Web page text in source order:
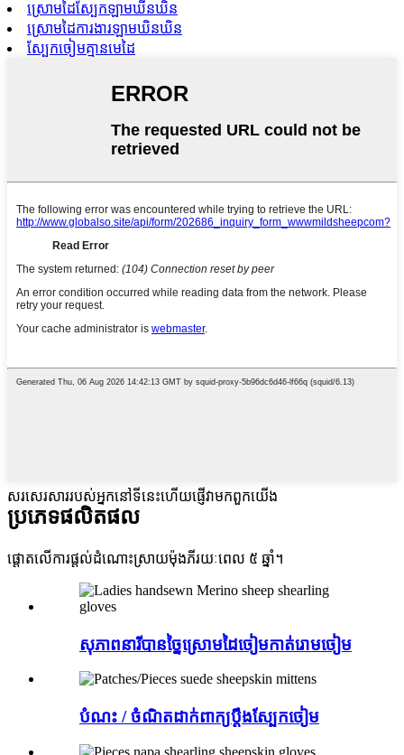
ស្រោមដៃស្បែកឡាមឃីនឃិន
ស្រោមដៃការងារឡាមឃិនឃិន
ស្បែកចៀមគ្មានមេដៃ
សរសេរសាររបស់អ្នកនៅទីនេះហើយផ្ញើវាមកពួកយើង
ប្រភេទផលិតផល
ផ្តោតលើការផ្តល់ដំណោះស្រាយម៉ុងភីរយៈពេល ៥ ឆ្នាំ។
សុភាពនារីបានច្នៃស្រោមដៃចៀមកាត់រោមចៀម
បំណះ / ចំណិតដាក់ពាក្យប្តឹងស្បែកចៀម